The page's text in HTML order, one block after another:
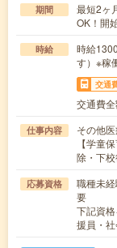
期間
最短2
OK！開
時給
時給
す）※稼
交通
交通費
仕事内容
その他
【学童
除・下
応募資格
職種未
要
下記資
援員・